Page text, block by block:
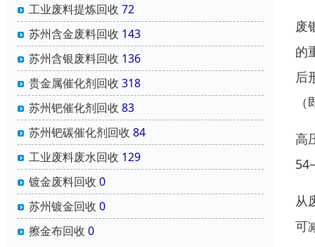
工业废料提炼回收 72
苏州含金废料回收 143
苏州含银废料回收 136
贵金属催化剂回收 318
苏州钯催化剂回收 83
苏州钯碳催化剂回收 84
工业废料废水回收 129
镀金废料回收 0
苏州镀金回收 0
擦金布回收 0
废
的
后
高
从
可